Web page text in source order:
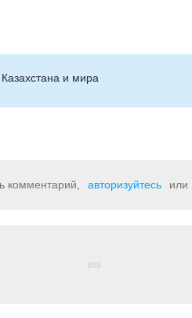
и мира
комментарий, авторизуйтесь или